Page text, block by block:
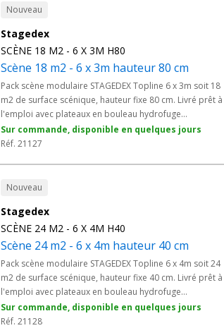
rapide à monter pour les prestataires événementiels et
Nouveau
Stagedex
SCÈNE 18 M2 - 6 X 3M H80
Scène 18 m2 - 6 x 3m hauteur 80 cm
Pack scène modulaire STAGEDEX Topline 6 x 3m soit 18
m2 de surface scénique, hauteur fixe 80 cm. Livré prêt à
l'emploi avec plateaux en bouleau hydrofuge
antidérapant 750 Kg/m2 et pieds adaptés. Solution
professionnelle conforme aux normes ERP pour concerts
stable et rapide à monter pour les prestataires
Sur commande, disponible en quelques jours
Réf. 21127
Nouveau
Stagedex
SCÈNE 24 M2 - 6 X 4M H40
Scène 24 m2 - 6 x 4m hauteur 40 cm
Pack scène modulaire STAGEDEX Topline 6 x 4m soit 24
m2 de surface scénique, hauteur fixe 40 cm. Livré prêt à
l'emploi avec plateaux en bouleau hydrofuge
antidérapant 750 Kg/m2 et pieds adaptés. Solution
professionnelle conforme aux normes ERP pour
Sur commande, disponible en quelques jours
Réf. 21128